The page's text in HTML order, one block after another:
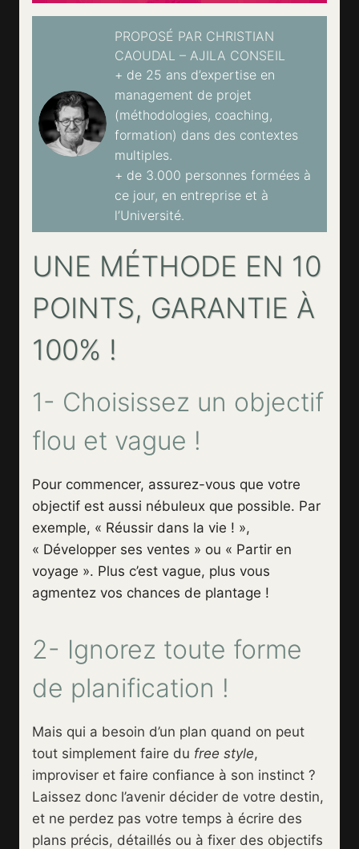
PROPOSÉ PAR CHRISTIAN
CAOUDAL – AJILA CONSEIL
+ de 25 ans d’expertise en
management de projet
(méthodologies, coaching,
formation) dans des contextes
multiples.
+ de 3.000 personnes formées à
ce jour, en entreprise et à
l’Université.
UNE MÉTHODE EN 10
POINTS, GARANTIE À
100% !
1- Choisissez un objectif
flou et vague !
Pour commencer, assurez-vous que votre
objectif est aussi nébuleux que possible. Par
exemple, « Réussir dans la vie ! »,
« Développer ses ventes » ou « Partir en
voyage ». Plus c’est vague, plus vous
agmentez vos chances de plantage !
2- Ignorez toute forme
de planification !
Mais qui a besoin d’un plan quand on peut
tout simplement faire du free style,
improviser et faire confiance à son instinct ?
Laissez donc l’avenir décider de votre destin,
et ne perdez pas votre temps à écrire des
plans précis, détaillés ou à fixer des objectifs